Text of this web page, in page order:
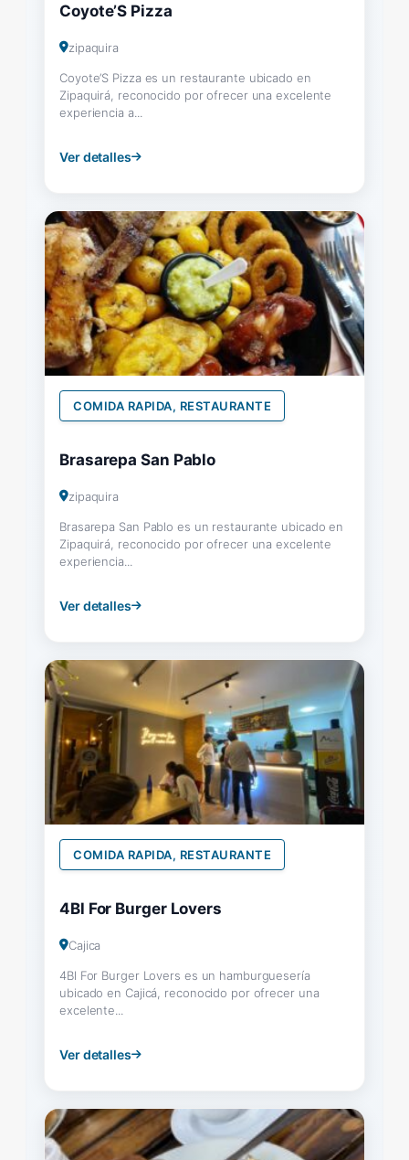
Coyote’S Pizza
zipaquira
Coyote’S Pizza es un restaurante ubicado en
Zipaquirá, reconocido por ofrecer una excelente
experiencia a...
Ver detalles
COMIDA RAPIDA, RESTAURANTE
Brasarepa San Pablo
zipaquira
Brasarepa San Pablo es un restaurante ubicado en
Zipaquirá, reconocido por ofrecer una excelente
experiencia...
Ver detalles
COMIDA RAPIDA, RESTAURANTE
4Bl For Burger Lovers
Cajica
4Bl For Burger Lovers es un hamburguesería
ubicado en Cajicá, reconocido por ofrecer una
excelente...
Ver detalles